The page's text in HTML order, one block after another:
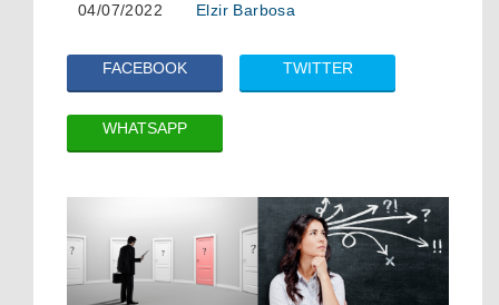
04/07/2022 Elzir Barbosa
FACEBOOK TWITTER
WHATSAPP